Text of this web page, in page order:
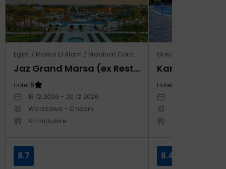
Egipt / Marsa El Alam / Madinat Coraya
Jaz Grand Marsa (ex Resta Grand Resort)
Hotel:5
13.12.2026 - 20.12.2026
Warszawa - Chopin
All Inclusive
8.7
Grecja / Samos /
Kampos
Hotel:
Warszawa -
8.4